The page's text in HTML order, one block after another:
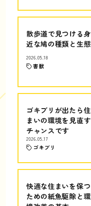
散歩道で見つける身
近な鳩の種類と生態
2026.05.18
害獣
ゴキブリが出たら住
まいの環境を見直す
チャンスです
2026.05.17
ゴキブリ
快適な住まいを保つ
ための紙魚駆除と環